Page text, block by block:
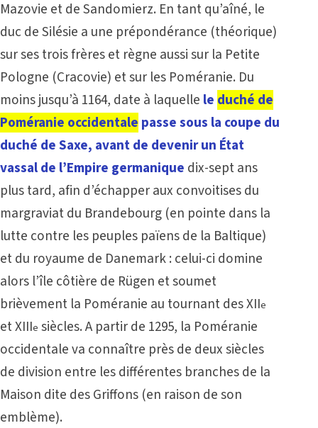
Mazovie et de Sandomierz. En tant qu’aîné, le
duc de Silésie a une prépondérance (théorique)
sur ses trois frères et règne aussi sur la Petite
Pologne (Cracovie) et sur les Poméranie. Du
moins jusqu’à 1164, date à laquelle le duché de
Poméranie occidentale passe sous la coupe du
duché de Saxe, avant de devenir un État
vassal de l’Empire germanique dix-sept ans
plus tard, afin d’échapper aux convoitises du
margraviat du Brandebourg (en pointe dans la
lutte contre les peuples païens de la Baltique)
et du royaume de Danemark : celui-ci domine
alors l’île côtière de Rügen et soumet
brièvement la Poméranie au tournant des XIIe
et XIIIe siècles. A partir de 1295, la Poméranie
occidentale va connaître près de deux siècles
de division entre les différentes branches de la
Maison dite des Griffons (en raison de son
emblème).